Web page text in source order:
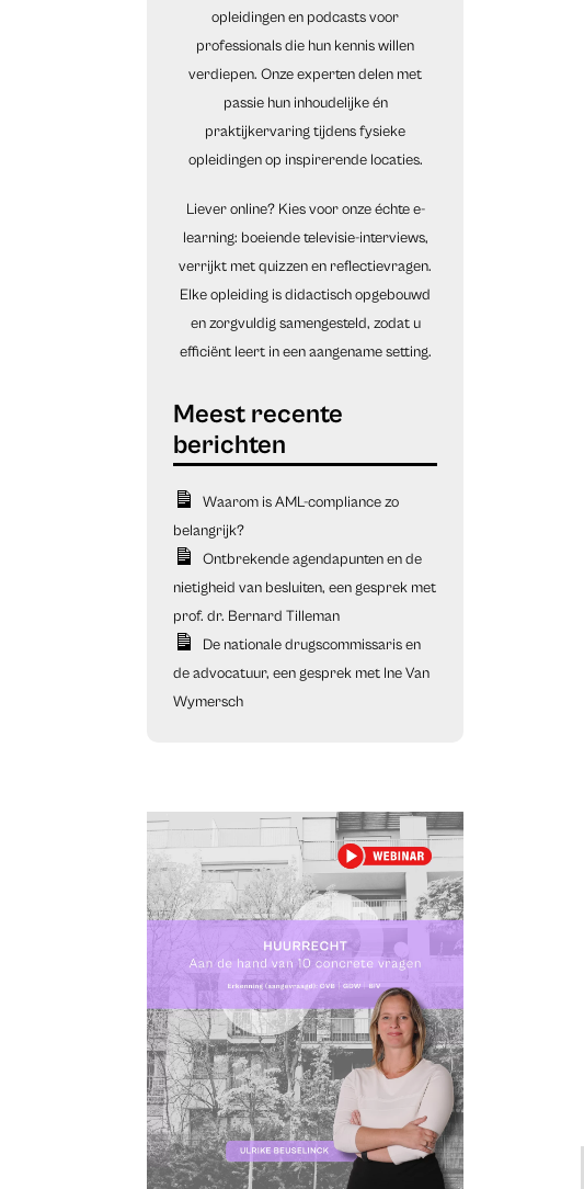
opleidingen en podcasts voor
professionals die hun kennis willen
verdiepen. Onze experten delen met
passie hun inhoudelijke én
praktijkervaring tijdens fysieke
opleidingen op inspirerende locaties.
Liever online? Kies voor onze échte e-
learning: boeiende televisie-interviews,
verrijkt met quizzen en reflectievragen.
Elke opleiding is didactisch opgebouwd
en zorgvuldig samengesteld, zodat u
efficiënt leert in een aangename setting.
Waarom is AML-compliance zo
belangrijk?
Ontbrekende agendapunten en de
nietigheid van besluiten, een gesprek met
prof. dr. Bernard Tilleman
De nationale drugscommissaris en
de advocatuur, een gesprek met Ine Van
Wymersch